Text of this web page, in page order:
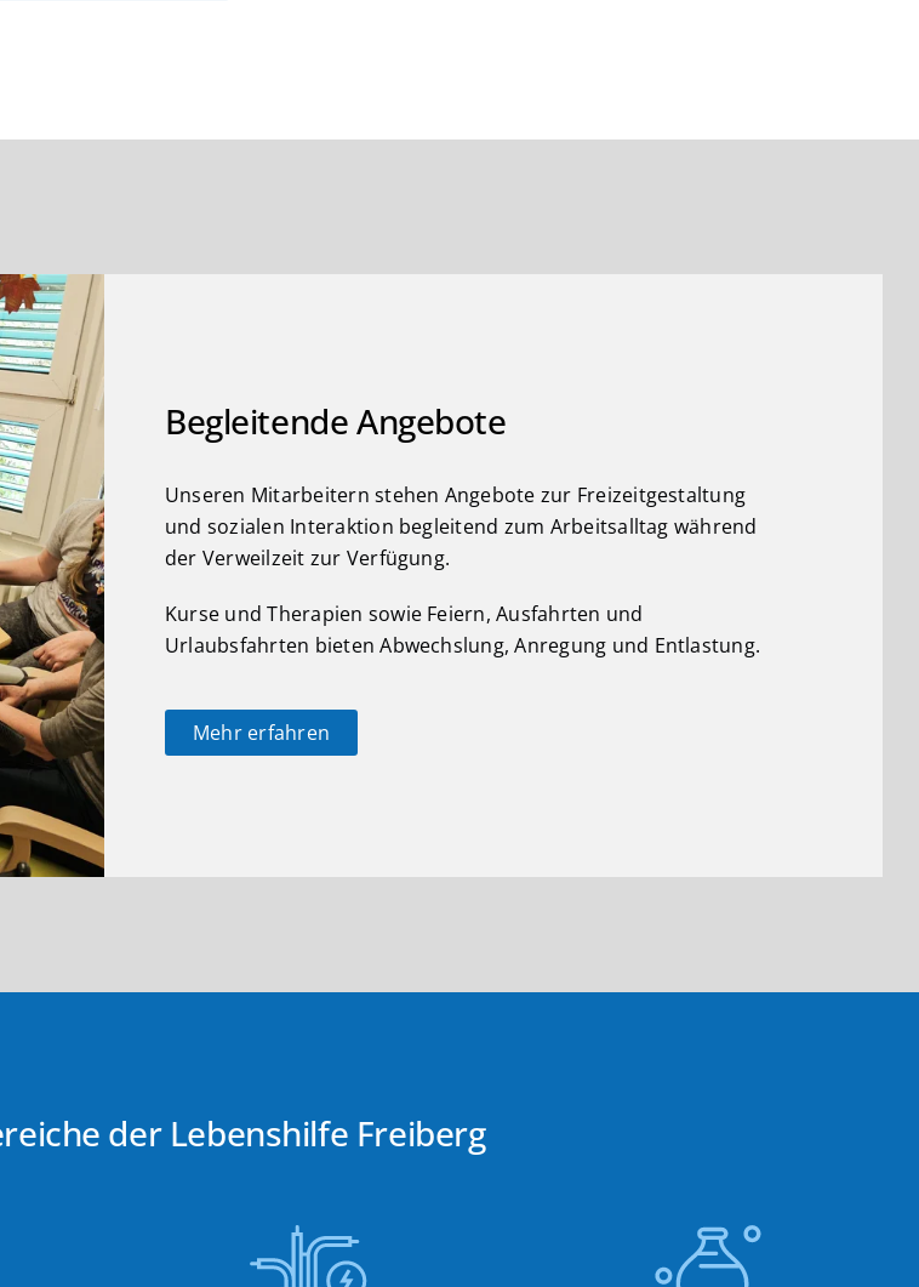
Begleitende Angebote
Unseren Mitarbeitern stehen Angebote zur Freizeitgestaltung
und sozialen Interaktion begleitend zum Arbeitsalltag während
der Verweilzeit zur Verfügung.
Kurse und Therapien sowie Feiern, Ausfahrten und
Urlaubsfahrten bieten Abwechslung, Anregung und Entlastung.
Mehr erfahren
der Lebenshilfe Freiberg